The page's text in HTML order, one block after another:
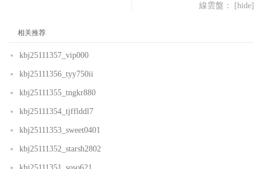
線雲盤：
相关推荐
kbj25111357_vip000
kbj25111356_tyy750ii
kbj25111355_tngkr880
kbj25111354_tjfflddl7
kbj25111353_sweet0401
kbj25111352_starsh2802